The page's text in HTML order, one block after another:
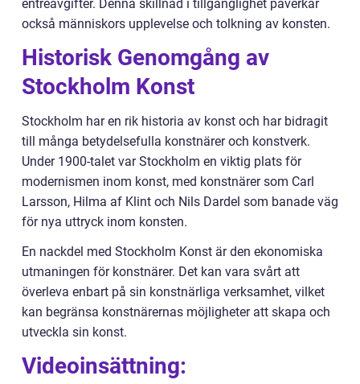
entréavgifter. Denna skillnad i tillgänglighet påverkar
också människors upplevelse och tolkning av konsten.
Historisk Genomgång av
Stockholm Konst
Stockholm har en rik historia av konst och har bidragit
till många betydelsefulla konstnärer och konstverk.
Under 1900-talet var Stockholm en viktig plats för
modernismen inom konst, med konstnärer som Carl
Larsson, Hilma af Klint och Nils Dardel som banade väg
för nya uttryck inom konsten.
En nackdel med Stockholm Konst är den ekonomiska
utmaningen för konstnärer. Det kan vara svårt att
överleva enbart på sin konstnärliga verksamhet, vilket
kan begränsa konstnärernas möjligheter att skapa och
utveckla sin konst.
Videoinsättning: